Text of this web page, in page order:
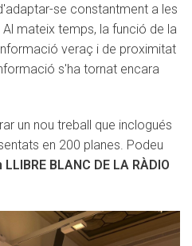
se constantment a les
mateix temps, la funció de la
veraç i de proximitat
s'ha tornat encara
un nou treball que inclogués
en 200 planes. Podeu
LLIBRE BLANC DE LA RÀDIO